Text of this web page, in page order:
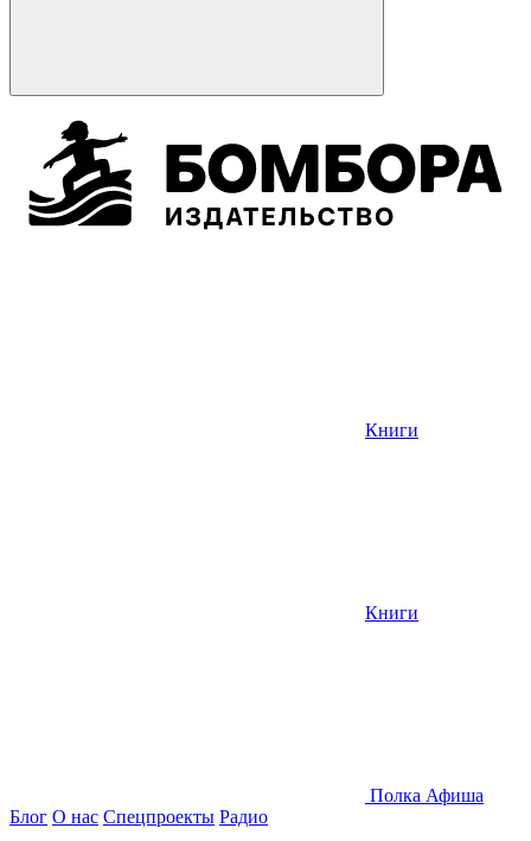
Книги
Книги
Полка Афиша
Блог О нас Спецпроекты Радио